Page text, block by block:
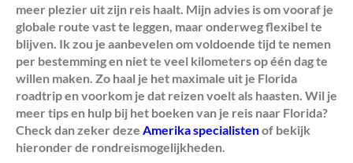
meer plezier uit zijn reis haalt. Mijn advies is om vooraf je
globale route vast te leggen, maar onderweg flexibel te
blijven. Ik zou je aanbevelen om voldoende tijd te nemen
per bestemming en niet te veel kilometers op één dag te
willen maken. Zo haal je het maximale uit je Florida
roadtrip en voorkom je dat reizen voelt als haasten. Wil je
meer tips en hulp bij het boeken van je reis naar Florida?
Check dan zeker deze Amerika specialistenof bekijk
hieronder de rondreismogelijkheden.